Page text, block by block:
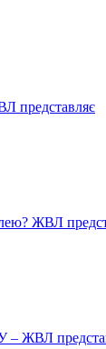
представляє
ЖВЛ
– ЖВЛ